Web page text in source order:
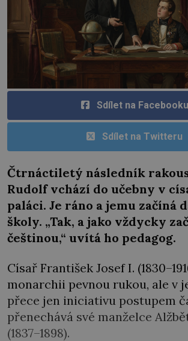
Sdílet na Facebooku
Sdílet na Twitteru
Čtrnáctiletý následník
Rudolf vchází do učebny v
paláci. Je ráno a jemu začíná
školy. „Tak, a jako vždycky
češtinou,“ uvítá ho pedagog.
Císař František Josef I.
monarchii pevnou rukou, ale v
přece jen iniciativu postupem
přenechává své manželce
(1837–1898).